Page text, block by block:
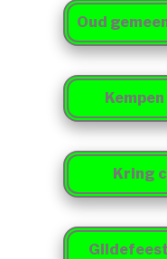
Oud
Kring